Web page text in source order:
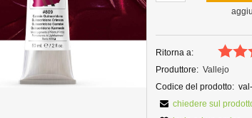
Ritorna a:
Produttore: Vallejo
Codice del prodotto:
chiedere sul